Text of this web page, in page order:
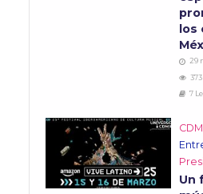
los
29
7
Un